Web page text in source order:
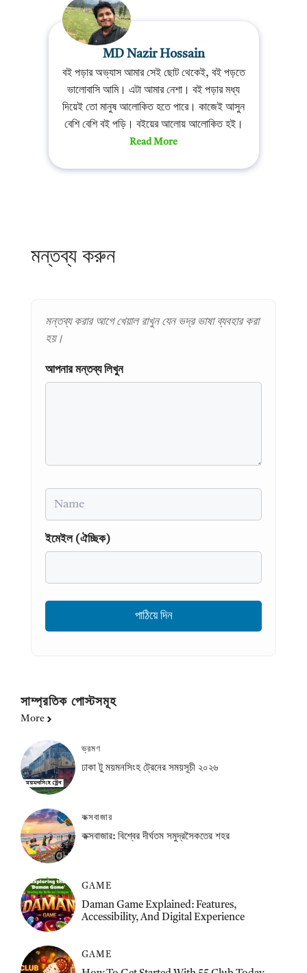
MD Nazir Hossain
বই পড়ার অভ্যাস আমার সেই ছোট থেকেই, বই পড়তে
ভালোবাসি আমি। এটা আমার নেশা। বই পড়ার মধ্য
দিয়েই তো মানুষ আলোকিত হতে পারে। কাজেই আসুন
বেশি বেশি বই পড়ি। বইয়ের আলোয় আলোকিত হই।
Read More
মন্তব্য করুন
মন্তব্য করার আগে খেয়াল রাখুন যেন ভদ্র ভাষা ব্যবহার করা
হয়।
আপনার মন্তব্য লিখুন
ইমেইল (ঐচ্ছিক)
সাম্প্রতিক পোস্টসমূহ
More
ভ্রমণ
ঢাকা টু ময়মনসিংহ ট্রেনের সময়সূচী ২০২৬
কক্সবাজার
কক্সবাজার: বিশ্বের দীর্ঘতম সমুদ্রসৈকতের শহর
GAME
Daman Game Explained: Features,
Accessibility, And Digital Experience
GAME